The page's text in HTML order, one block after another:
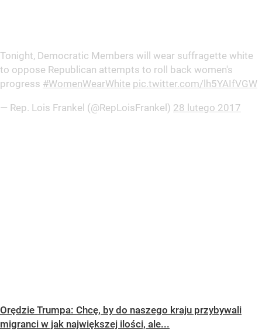
Tonight, Democratic Members will wear suffragette white
to oppose Republican attempts to roll back women's
progress #WomenWearWhite pic.twitter.com/lh5YAIfVGW
— Rep. Lois Frankel (@RepLoisFrankel) 28 lutego 2017
Orędzie Trumpa: Chcę, by do naszego kraju przybywali
migranci w jak największej ilości, ale...